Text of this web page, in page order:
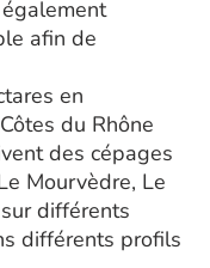
afin de
en
du Rhône
des cépages
Mourvèdre, Le
différents
différents profils